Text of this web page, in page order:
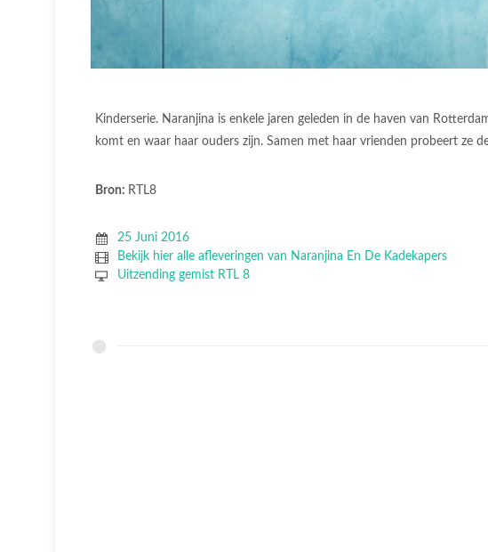
Kinderserie. Naranjina is enkele jaren geleden in de haven van
komt en waar haar ouders zijn. Samen met haar vrienden probeert ze
Bron: RTL8
25 Juni 2016
Bekijk hier alle afleveringen van Naranjina En De Kadekapers
Uitzending gemist RTL 8